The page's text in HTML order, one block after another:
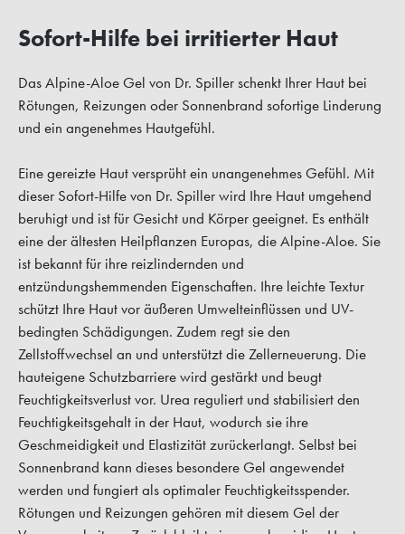
Sofort-Hilfe bei irritierter Haut
Das Alpine-Aloe Gel von Dr. Spiller schenkt Ihrer Haut bei
Rötungen, Reizungen oder Sonnenbrand sofortige Linderung
und ein angenehmes Hautgefühl.
Eine gereizte Haut versprüht ein unangenehmes Gefühl. Mit
dieser Sofort-Hilfe von Dr. Spiller wird Ihre Haut umgehend
beruhigt und ist für Gesicht und Körper geeignet. Es enthält
eine der ältesten Heilpflanzen Europas, die Alpine-Aloe. Sie
ist bekannt für ihre reizlindernden und
entzündungshemmenden Eigenschaften. Ihre leichte Textur
schützt Ihre Haut vor äußeren Umwelteinflüssen und UV-
bedingten Schädigungen. Zudem regt sie den
Zellstoffwechsel an und unterstützt die Zellerneuerung. Die
hauteigene Schutzbarriere wird gestärkt und beugt
Feuchtigkeitsverlust vor. Urea reguliert und stabilisiert den
Feuchtigkeitsgehalt in der Haut, wodurch sie ihre
Geschmeidigkeit und Elastizität zurückerlangt. Selbst bei
Sonnenbrand kann dieses besondere Gel angewendet
werden und fungiert als optimaler Feuchtigkeitsspender.
Rötungen und Reizungen gehören mit diesem Gel der